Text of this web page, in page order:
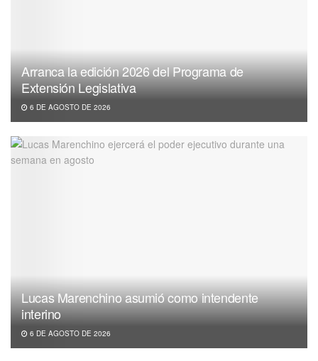
Arranca la edición 2026 del Programa de
Extensión Legislativa
6 DE AGOSTO DE 2026
Lucas Marenchino asumió como intendente
interino
6 DE AGOSTO DE 2026